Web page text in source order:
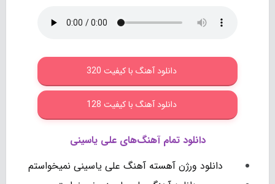
دانلود آهنگ با کیفیت 320
دانلود آهنگ با کیفیت 128
دانلود تمام آهنگ‌های علی یاسینی
دانلود ورژن آهسته آهنگ علی یاسینی نمیخواستم